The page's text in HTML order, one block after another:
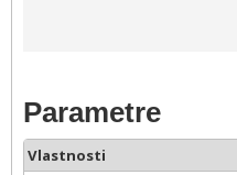
Parametre
Vlastnosti